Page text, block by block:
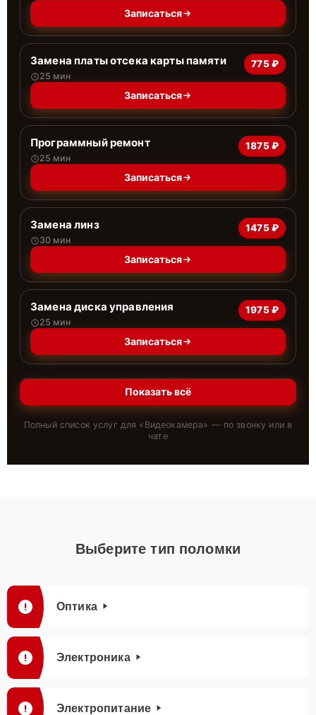
Записаться
Замена платы отсека карты памяти
25 мин
775 ₽
Записаться
Программный ремонт
25 мин
1875 ₽
Записаться
Замена линз
30 мин
1475 ₽
Записаться
Замена диска управления
25 мин
1975 ₽
Записаться
Показать всё
Полный список услуг для « Видеокамера» — по звонку или в
чате
Выберите тип поломки
Оптика
Электроника
Электропитание